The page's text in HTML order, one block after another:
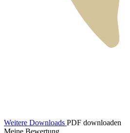
Weitere Downloads PDF downloaden
Meine Bewertung